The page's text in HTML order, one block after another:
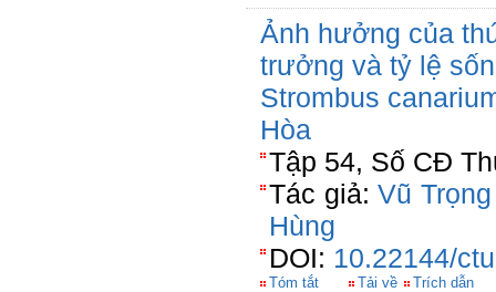
Ảnh hưởng của
trưởng và tỷ lệ
Strombus
Hòa
Tập 54, Số CĐ
Tác giả:Vũ
Hùng
DOI: 10.22144/
Tóm tắt Tải về Trích dẫn